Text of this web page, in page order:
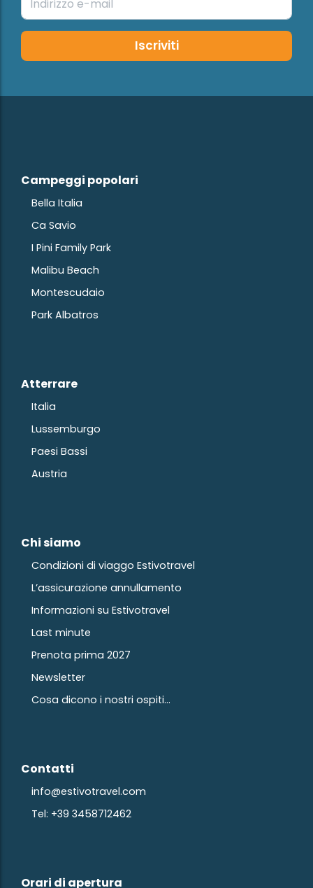
Iscriviti
Campeggi popolari
Bella Italia
Ca Savio
I Pini Family Park
Malibu Beach
Montescudaio
Park Albatros
Atterrare
Italia
Lussemburgo
Paesi Bassi
Austria
Chi siamo
Condizioni di viaggo Estivotravel
L’assicurazione annullamento
Informazioni su Estivotravel
Last minute
Prenota prima 2027
Newsletter
Cosa dicono i nostri ospiti...
Contatti
info@estivotravel.com
Tel: +39 3458712462
Orari di apertura